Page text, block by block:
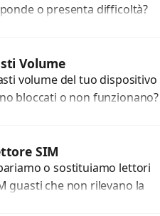
o presenta difficoltà?
utilizzando
di...
Volume
volume del tuo dispositivo
bloccati o non funzionano?
SIM
o sostituiamo lettori
guasti che non rilevano la